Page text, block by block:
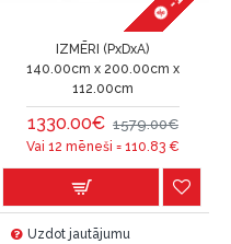
IZMĒRI (PxDxA)
140.00cm x 200.00cm x
112.00cm
1330.00€ 1579.00€
Vai 12 mēneši = 110.83€
Uzdot jautājumu